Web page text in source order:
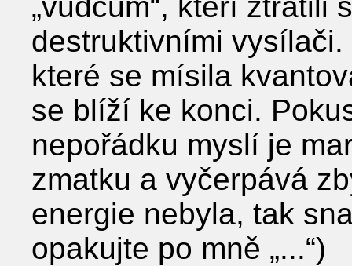
destruktivními
které se mísila
se blíží ke konci.
nepořádku myslí je
zmatku a vyčerpává
energie nebyla, tak
opakujte po mně „...“)